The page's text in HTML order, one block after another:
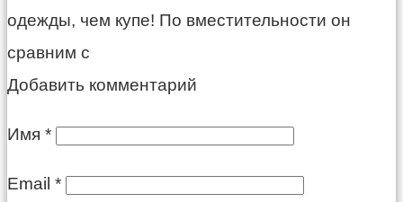
одежды, чем купе! По вместительности он
сравним с
Добавить комментарий
Имя *
Email *